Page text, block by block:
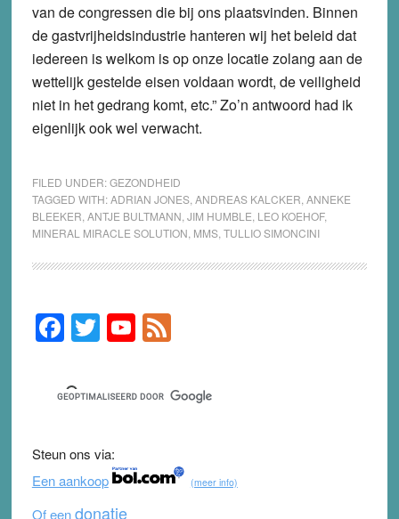
van de congressen die bij ons plaatsvinden. Binnen
de gastvrijheidsindustrie hanteren wij het beleid dat
iedereen is welkom is op onze locatie zolang aan de
wettelijk gestelde eisen voldaan wordt, de veiligheid
niet in het gedrang komt, etc.” Zo’n antwoord had ik
eigenlijk ook wel verwacht.
FILED UNDER:GEZONDHEID
TAGGED WITH:ADRIAN JONES, ANDREAS KALCKER ANNEKE
BLEEKER ANTJE BULTMANN JIM HUMBLE LEO KOEHOF,
MINERAL MIRACLE SOLUTION MMS, TULLIO SIMONCINI
Primary
Sidebar
F
a
c
e
b
o
o
T
wi
tt
er
Y
o
u
T
b
e
F
e
d
Steun ons via:
Een aankoop
(meer info)
Of eendonatie